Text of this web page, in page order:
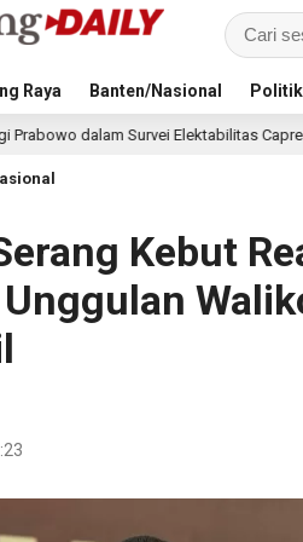
Raya Banten/Nasional Politik
Capres IPO 1 jam lalu
Kebut